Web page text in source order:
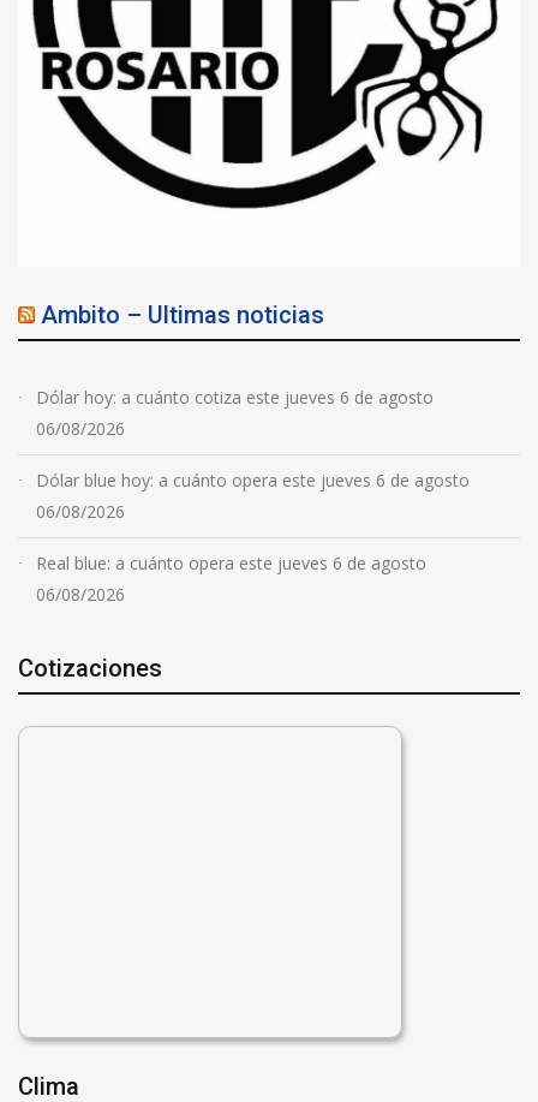
Ambito – Ultimas noticias
Dólar hoy: a cuánto cotiza este jueves 6 de agosto
06/08/2026
Dólar blue hoy: a cuánto opera este jueves 6 de agosto
06/08/2026
Real blue: a cuánto opera este jueves 6 de agosto
06/08/2026
Cotizaciones
Clima